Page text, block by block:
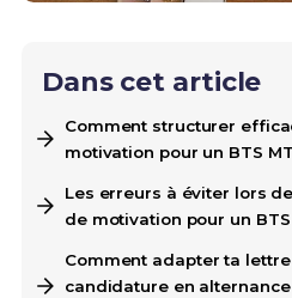
Dans cet article
Comment structurer
motivation pour un BTS
Les erreurs à éviter lors
de motivation pour un BTS
Comment adapter ta
candidature en alternance